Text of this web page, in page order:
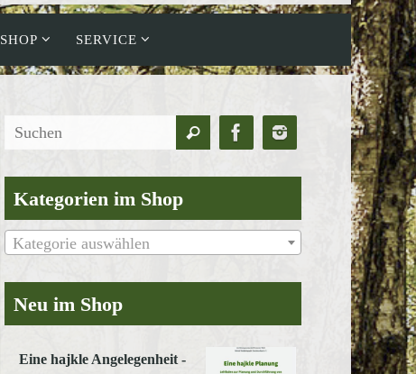
SHOP SERVICE
Office 365 Outlook Live
Suchen
nach:
Suchen
Kategorien im Shop
Kategorie auswählen
Neu im Shop
Eine hajkle Angelegenheit -